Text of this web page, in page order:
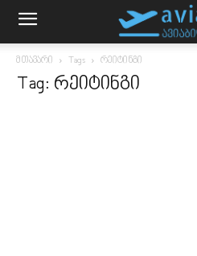
მთავარი Tags რეიტინგი
Tag: რეიტინგი